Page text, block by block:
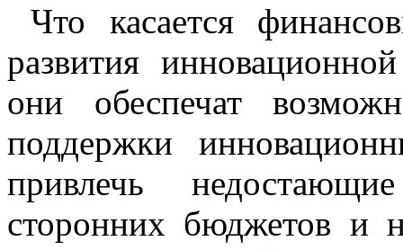
Что касается
развития
они обеспечат
поддержки
привлечь
сторонних бюджетов и